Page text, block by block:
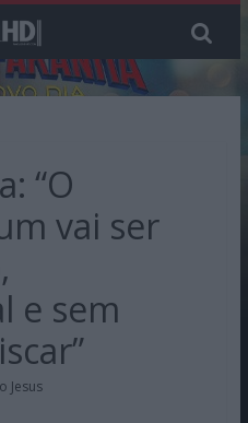
“O
vai ser
e sem
Jesus